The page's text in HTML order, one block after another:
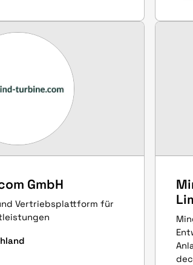
GmbH
Vertriebsplattform für